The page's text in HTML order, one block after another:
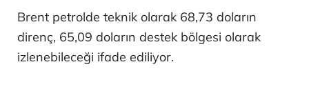
Brent petrolde teknik olarak 68,73 doların
direnç, 65,09 doların destek bölgesi olarak
izlenebileceği ifade ediliyor.